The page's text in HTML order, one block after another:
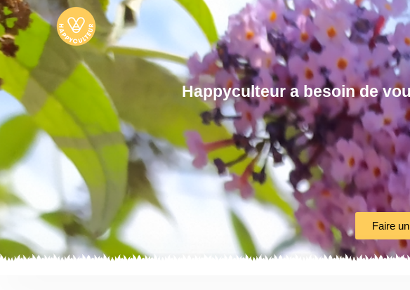
Happyculteur a besoin de
Faire